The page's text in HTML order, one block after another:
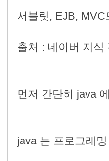
서블릿, EJB,
출처 : 네이버 지식
먼저 간단히 java
java 는 프로그래